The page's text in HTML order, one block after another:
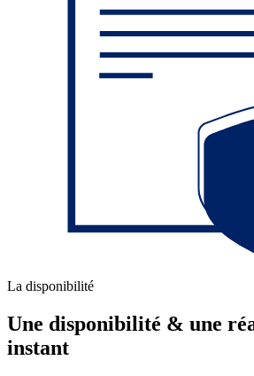
La disponibilité
Une disponibilité & une
instant